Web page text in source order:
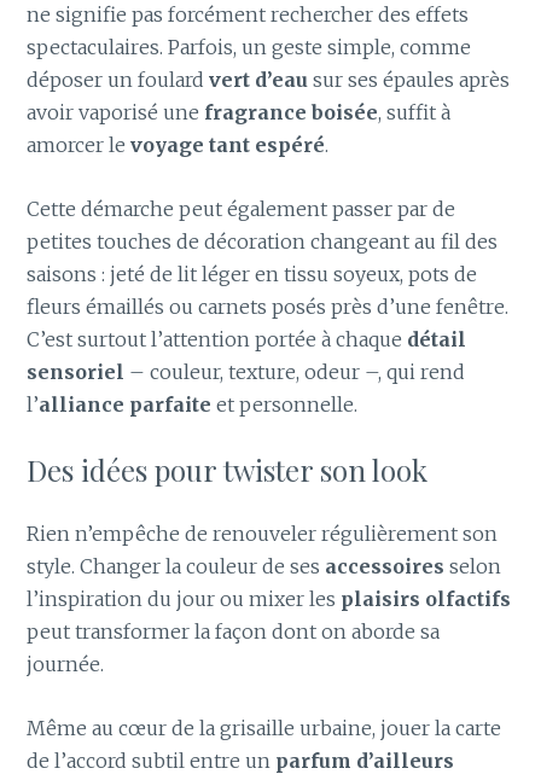
ne signifie pas forcément rechercher des effets
spectaculaires. Parfois, un geste simple, comme
déposer un foulardvert d’eau sur ses épaules après
avoir vaporisé une fragrance boisée, suffit à
amorcer levoyage tant espéré.
Cette démarche peut également passer par de
petites touches de décoration changeant au fil des
saisons : jeté de lit léger en tissu soyeux, pots de
fleurs émaillés ou carnets posés près d’une fenêtre.
C’est surtout l’attention portée à chaque détail
sensoriel – couleur, texture, odeur –, qui rend
l’alliance parfaite et personnelle.
Des idées pour twister son look
Rien n’empêche de renouveler régulièrement son
style. Changer la couleur de ses accessoires selon
l’inspiration du jour ou mixer les plaisirs olfactifs
peut transformer la façon dont on aborde sa
journée.
Même au cœur de la grisaille urbaine, jouer la carte
de l’accord subtil entre un parfum d’ailleurs